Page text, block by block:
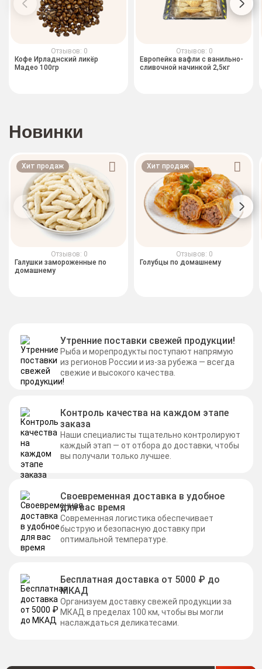
Отзывов: 0
Кофе Ирладнский ликёр
Мадео 100гр
Отзывов: 0
Европейка вафли с ванильно-
сливочной начинкой 2,5кг
Новинки
Хит продаж
Отзывов: 0
Галушки замороженные по
домашнему
Хит продаж
Отзывов: 0
Голубцы по домашнему
Утренние поставки свежей продукции!
Рыба и морепродукты поступают напрямую
из регионов России и из-за рубежа — всегда
свежие и высокого качества.
Контроль качества на каждом этапе
заказа
Наши специалисты тщательно контролируют
каждый этап — от отбора до доставки, чтобы
вы получали только лучшее.
Своевременная доставка в удобное
для вас время
Современная логистика обеспечивает
быструю и безопасную доставку при
оптимальной температуре.
Бесплатная доставка от 5000 ₽ до
МКАД
Организуем доставку свежей продукции за
МКАД в пределах 100 км, чтобы вы могли
наслаждаться деликатесами.